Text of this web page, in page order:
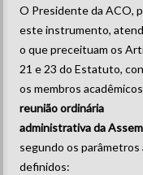
O Presidente da ACO,
este instrumento,
o que preceituam os
21 e 23 do Estatuto,
os membros
reunião ordinária
administrativa da
segundo os parâmetros
definidos: